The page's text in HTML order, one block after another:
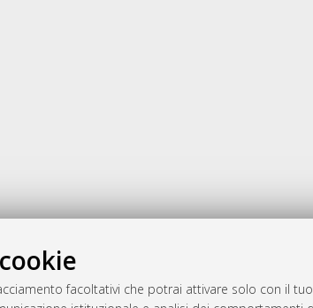
facoltativi che potrai attivare solo con il